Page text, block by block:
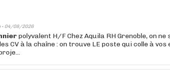
- 04/08/2026
polyvalent H/F Chez Aquila RH Grenoble, on ne
CV à la chaîne : on trouve LE poste qui colle à vos